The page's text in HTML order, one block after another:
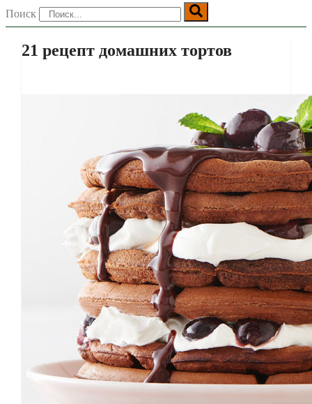
Поиск
21 рецепт домашних тортов